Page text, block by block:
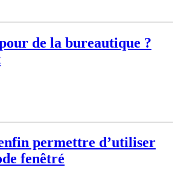
de la bureautique ?
permettre d’utiliser
fenêtré